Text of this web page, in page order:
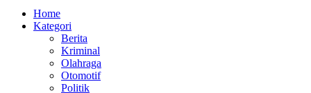
Home
Kategori
Berita
Kriminal
Olahraga
Otomotif
Politik